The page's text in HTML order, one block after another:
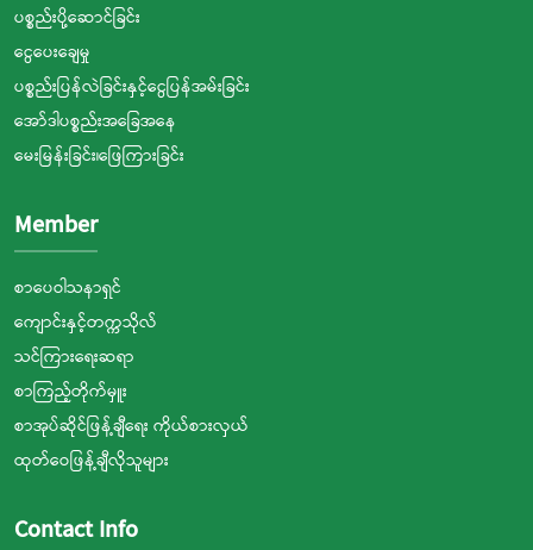
ပစ္စည်းပို့ဆောင်ခြင်း
ငွေပေးချေမှု
ပစ္စည်းပြန်လဲခြင်းနှင့်ငွေပြန်အမ်းခြင်း
အော်ဒါပစ္စည်းအခြေအနေ
မေးမြန်းခြင်း၊ဖြေကြားခြင်း
Member
စာပေဝါသနာရှင်
ကျောင်းနှင့်တက္ကသိုလ်
သင်ကြားရေးဆရာ
စာကြည့်တိုက်မှူး
စာအုပ်ဆိုင်ဖြန့်ချီရေး ကိုယ်စားလှယ်
ထုတ်ဝေဖြန့်ချီလိုသူများ
Contact Info